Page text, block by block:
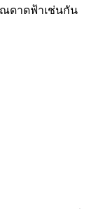
ณดาดฟ้าเช่นกัน